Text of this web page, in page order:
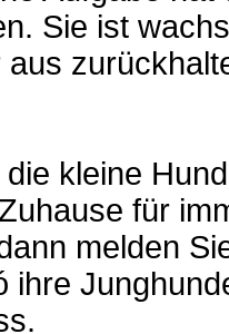
Sie ist
kleine
für
melden
ihre